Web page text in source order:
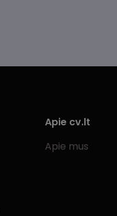
Apie cv.lt
Apie mus